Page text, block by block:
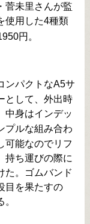
未里さんが監
使用した4種類
円。
ンパクトなA5サ
として、外出時
中身はインデッ
プルな組み合わ
可能なのでリフ
持ち運びの際に
た。ゴムバンド
目を果たすの